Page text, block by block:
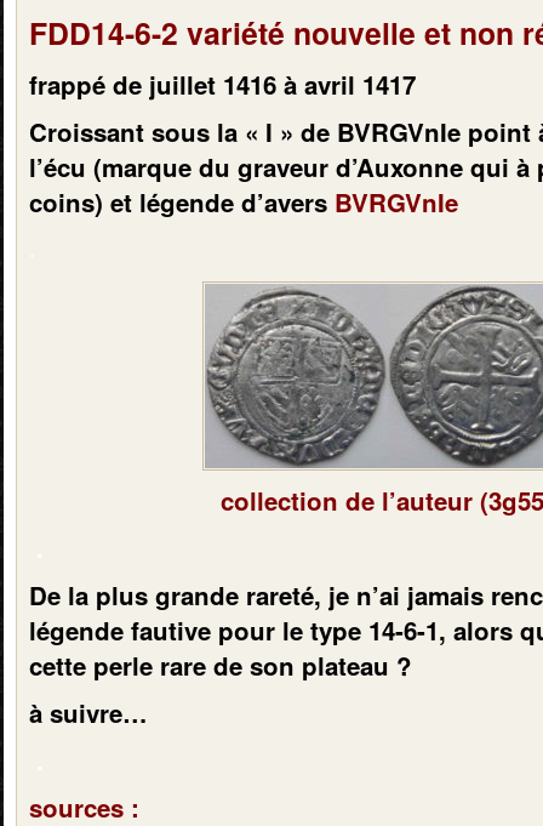
FDD14-6-2 variété nouvelle et non
frappé de juillet 1416 à avril 1417
Croissant sous la « I » de BVRGVnIe point
l’écu (marque du graveur d’Auxonne qui
coins) et légende d’avers BVRGVnIe
collection de l’auteur
De la plus grande rareté, je n’ai jamais
légende fautive pour le type 14-6-1, alors
cette perle rare de son plateau ?
à suivre…
sources :